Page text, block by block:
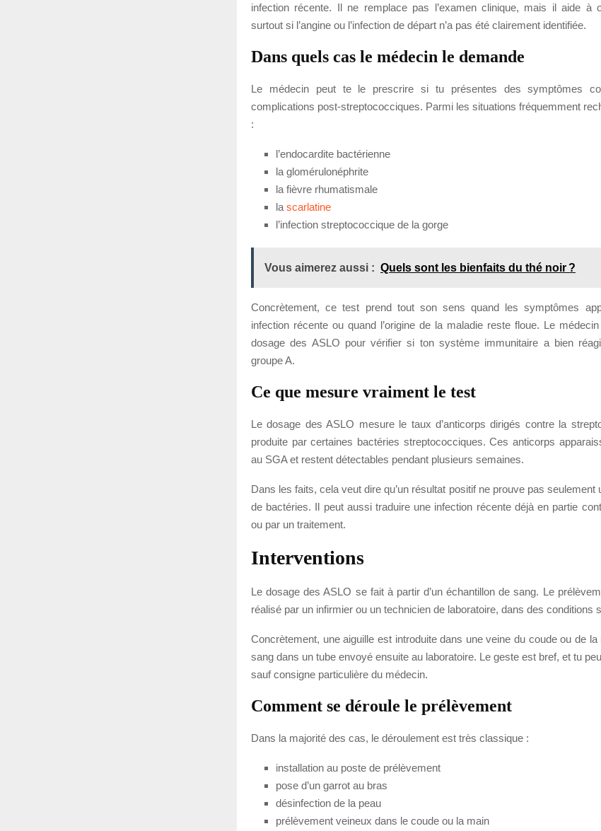
infection récente. Il ne remplace pas l’examen clinique, mais il aide à
surtout si l’angine ou l’infection de départ n’a pas été clairement identifiée.
Dans quels cas le médecin le demande
Le médecin peut te le prescrire si tu présentes des symptômes
complications post-streptococciques. Parmi les situations fréquemment
:
l’endocardite bactérienne
la glomérulonéphrite
la fièvre rhumatismale
la scarlatine
l’infection streptococcique de la gorge
Vous aimerez aussi : Quels sont les bienfaits du thé noir ?
Concrètement, ce test prend tout son sens quand les symptômes
infection récente ou quand l’origine de la maladie reste floue. Le
dosage des ASLO pour vérifier si ton système immunitaire a bien
groupe A.
Ce que mesure vraiment le test
Le dosage des ASLO mesure le taux d’anticorps dirigés contre la
produite par certaines bactéries streptococciques. Ces anticorps
au SGA et restent détectables pendant plusieurs semaines.
Dans les faits, cela veut dire qu’un résultat positif ne prouve pas seulement
de bactéries. Il peut aussi traduire une infection récente déjà en partie
ou par un traitement.
Interventions
Le dosage des ASLO se fait à partir d’un échantillon de sang. Le
réalisé par un infirmier ou un technicien de laboratoire, dans des conditions
Concrètement, une aiguille est introduite dans une veine du coude ou de
sang dans un tube envoyé ensuite au laboratoire. Le geste est bref, et tu
sauf consigne particulière du médecin.
Comment se déroule le prélèvement
Dans la majorité des cas, le déroulement est très classique :
installation au poste de prélèvement
pose d’un garrot au bras
désinfection de la peau
prélèvement veineux dans le coude ou la main